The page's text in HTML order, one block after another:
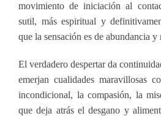
movimiento de iniciación al
sutil, más espiritual y
que la sensación es de abundancia
El verdadero despertar da
emerjan cualidades maravillosas
incondicional, la compasión, la
que deja atrás el desgano y